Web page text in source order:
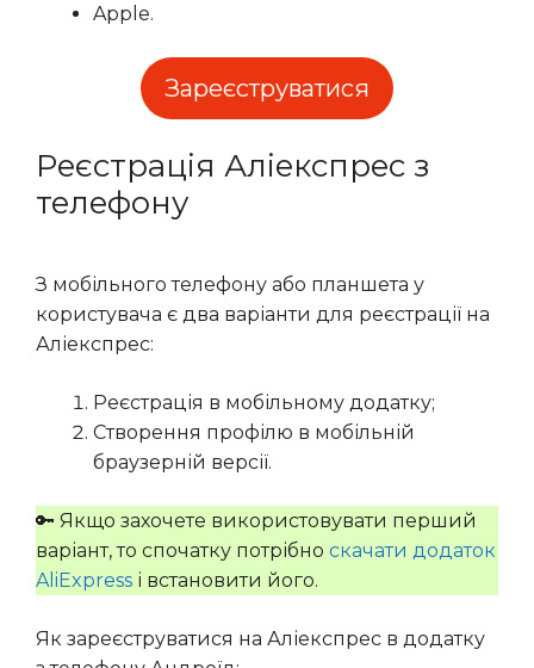
Apple.
Зареєструватися
Реєстрація Аліекспрес з
телефону
З мобільного телефону або планшета у
користувача є два варіанти для реєстрації на
Аліекспрес:
Реєстрація в мобільному додатку;
Створення профілю в мобільній
браузерній версії.
🔑 Якщо захочете використовувати перший
варіант, то спочатку потрібно скачати додаток
AliExpress і встановити його.
Як зареєструватися на Аліекспрес в додатку